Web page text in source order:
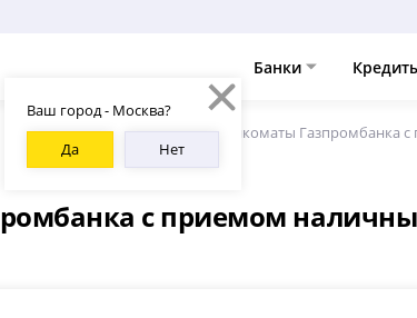
Ваш город - Москва?
Да
Нет
Банки
Банкоматы Газпромбанка Банкоматы Газпромбанка
с приемом